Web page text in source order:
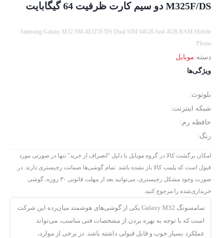
M325F/DS دو سیم‌ کارت ظرفیت 64 گیگابایت
Samsung Galaxy M32 SM-M325F/DS Dual SIM 64GB And 4GB RAM Mobile
Phone
دسته:موبایل
ویژگی‌ها
بلوتوث:
شبکه اینترنت:
حافظه رم:
رنگ:
امکان برگشت کالا در گروه موبایل با دلیل "انصراف از خرید" تنها در صورتی مورد
قبول است که پلمب کالا باز نشده باشد. تمام گوشی‌ها ضمانت رجیستری دارند. در
صورت وجود مشکل رجیستری، می‌توانید بعد از مهلت قانونی ۳۰ روزه، گوشی
خریداری‌شده را مرجوع کنید.
سامسونگ Galaxy M32 یکی از گوشی‌های هوشمند میان‌رده این شرکت
است که با توجه به بهره بردن از مشخصات فنی مناسب، می‌تواند
عملکرد بسیار خوب و قابل قبولی داشته باشد. در برخی از موارد،